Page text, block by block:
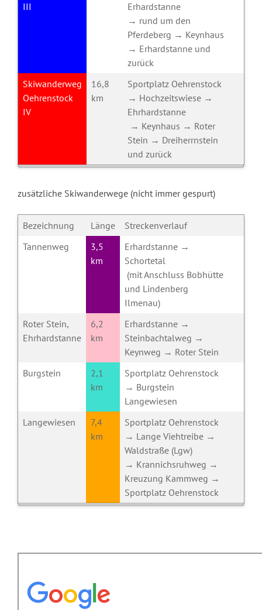
III
Erhardstanne
→ rund um den
Pferdeberg → Keynhaus
→ Erhardstanne und
zurück
Skiwanderweg
Oehrenstock
IV
16,8
km
Sportplatz Oehrenstock
→ Hochzeitswiese →
Ehrhardstanne
→ Keynhaus → Roter
Stein → Dreiherrnstein
und zurück
zusätzliche Skiwanderwege (nicht immer gespurt)
Bezeichnung Länge
Streckenverlauf
Tannenweg
3,5
km
Erhardstanne →
Schortetal
(mit Anschluss Bobhütte
und Lindenberg
Ilmenau)
Roter Stein,
Ehrhardstanne
6,2
km
Erhardstanne →
Steinbachtalweg →
Keynweg → Roter Stein
Burgstein
2,1
km
Sportplatz Oehrenstock
→ Burgstein
Langewiesen
Langewiesen
7,4
km
Sportplatz Oehrenstock
→ Lange Viehtreibe →
Waldstraße (Lgw)
→ Krannichsruhweg →
Kreuzung Kammweg →
Sportplatz Oehrenstock